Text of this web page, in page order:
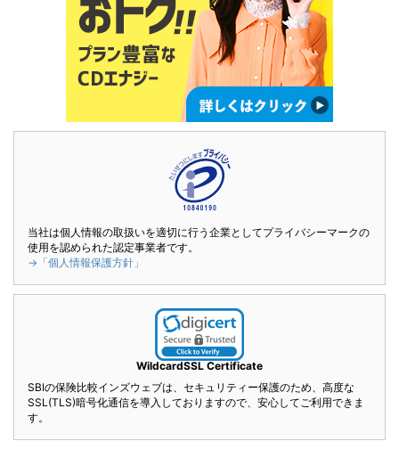
当社は個人情報の取扱いを適切に行う企業としてプライバシーマークの
使用を認められた認定事業者です。
→「個人情報保護方針」
WildcardSSL Certificate
SBIの保険比較インズウェブは、セキュリティー保護のため、高度な
SSL(TLS)暗号化通信を導入しておりますので、安心してご利用できま
す。